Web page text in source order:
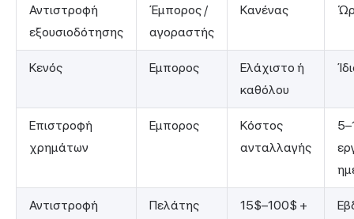
Αντιστροφή
εξουσιοδότησης
Έμπορος /
αγοραστής
Κανένας
Κενός Εμπορος
Ελάχιστο ή
καθόλου
Επιστροφή
χρημάτων
Εμπορος
Κόστος
ανταλλαγής
Αντιστροφή
Πελάτης
15$–100$ +